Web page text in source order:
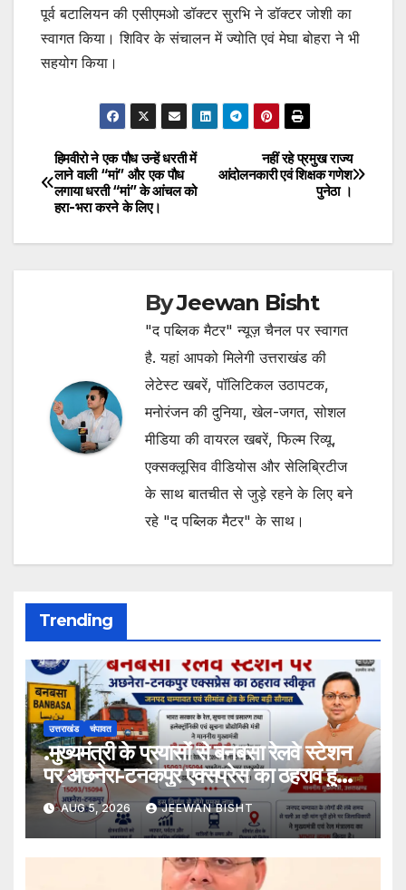
पूर्व बटालियन की एसीएमओ डॉक्टर सुरभि ने डॉक्टर जोशी का
स्वागत किया। शिविर के संचालन में ज्योति एवं मेघा बोहरा ने भी
सहयोग किया।
Post
navigation
नहीं रहे प्रमुख राज्य
आंदोलनकारी एवं शिक्षक गणेश
पुनेठा ।
हिमवीरो ने एक पौध उन्हें धरती में
लाने वाली “मां” और एक पौध
लगाया धरती “मां” के आंचल को
हरा-भरा करने के लिए।
ByJeewan Bisht
"द पब्लिक मैटर" न्यूज़ चैनल पर स्वागत
है. यहां आपको मिलेगी उत्तराखंड की
लेटेस्ट खबरें, पॉलिटिकल उठापटक,
मनोरंजन की दुनिया, खेल-जगत, सोशल
मीडिया की वायरल खबरें, फिल्म रिव्यू,
एक्सक्लूसिव वीडियोस और सेलिब्रिटीज
के साथ बातचीत से जुड़े रहने के लिए बने
रहे "द पब्लिक मैटर" के साथ।
Trending
उत्तराखंड चंपावत
.मुख्यमंत्री के प्रयासों से बनबसा रेलवे स्टेशन
पर अछनेरा-टनकपुर एक्सप्रेस का ठहराव हुआ
स्वीकृत
AUG 5, 2026 JEEWAN BISHT